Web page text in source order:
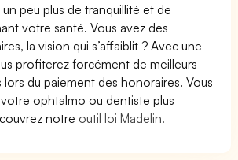
peu plus de tranquillité et de
votre santé. Vous avez des
la vision qui s’affaiblit ? Avec une
profiterez forcément de meilleurs
du paiement des honoraires. Vous
ophtalmo ou dentiste plus
notre outil loi Madelin.